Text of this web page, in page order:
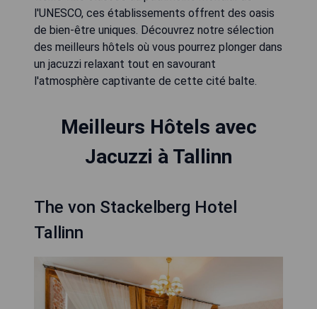
l'UNESCO, ces établissements offrent des oasis
de bien-être uniques. Découvrez notre sélection
des meilleurs hôtels où vous pourrez plonger dans
un jacuzzi relaxant tout en savourant
l'atmosphère captivante de cette cité balte.
Meilleurs Hôtels avec
Jacuzzi à Tallinn
The von Stackelberg Hotel
Tallinn